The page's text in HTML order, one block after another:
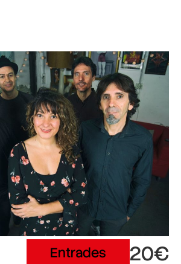
Entrades 20€